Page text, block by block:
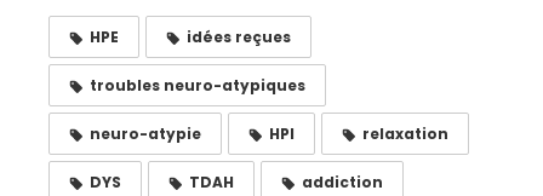
HPE idées reçues
troubles neuro-atypiques
neuro-atypie HPI relaxation
DYS TDAH addiction